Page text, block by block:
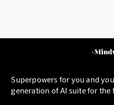
Superpowers for you and
generation of AI suite for